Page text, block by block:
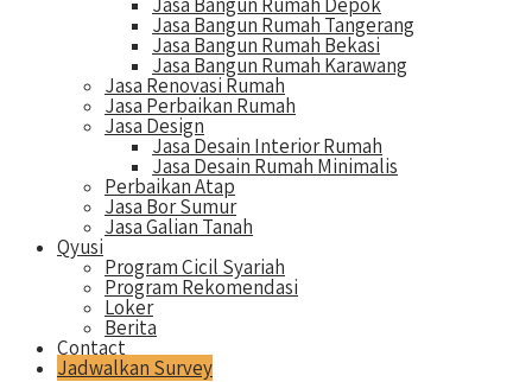
Jasa Bangun Rumah Tangerang
Jasa Bangun Rumah Bekasi
Jasa Bangun Rumah Karawang
Jasa Renovasi Rumah
Jasa Perbaikan Rumah
Jasa Design
Jasa Desain Interior Rumah
Jasa Desain Rumah Minimalis
Perbaikan Atap
Jasa Bor Sumur
Jasa Galian Tanah
Qyusi
Program Cicil Syariah
Program Rekomendasi
Loker
Berita
Contact
Jadwalkan Survey